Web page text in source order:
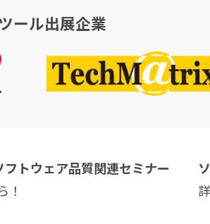
ール出展企業
トウェア品質関連セミナー
！